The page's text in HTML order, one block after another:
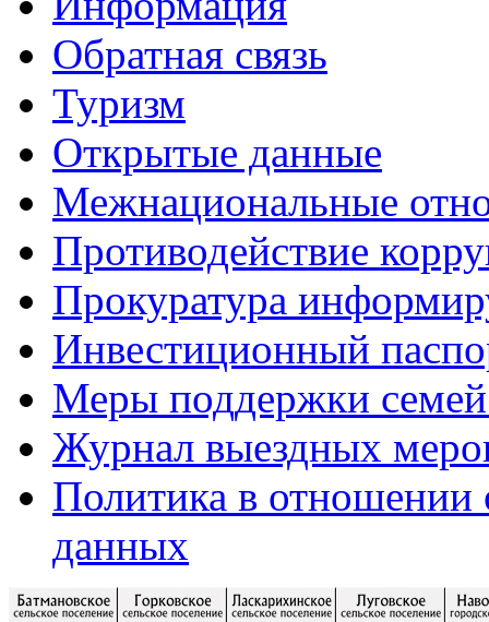
Обратная связь
Туризм
Открытые данные
Межнациональные
Противодействие
Прокуратура
Инвестиционный
Меры поддержки
Журнал выездных
Политика в отношении
данных